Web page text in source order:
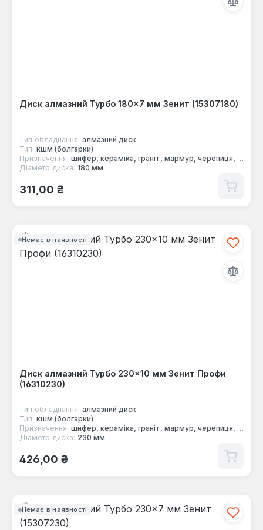
Диск алмазний Турбо 180×7 мм Зенит (15307180)
Тип обладнання: алмазний диск
Тип: кшм (болгарки)
Призначення: шифер, кераміка, граніт, мармур, черепиця, цегла, бетон
Діаметр диска: 180 мм
Звичайна ціна:
311,00 ₴
Немає в наявності
Диск алмазний Турбо 230×10 мм Зенит Профи
(16310230)
Тип обладнання: алмазний диск
Тип: кшм (болгарки)
Призначення: шифер, кераміка, граніт, мармур, черепиця, цегла, бетон
Діаметр диска: 230 мм
Звичайна ціна:
426,00 ₴
Немає в наявності